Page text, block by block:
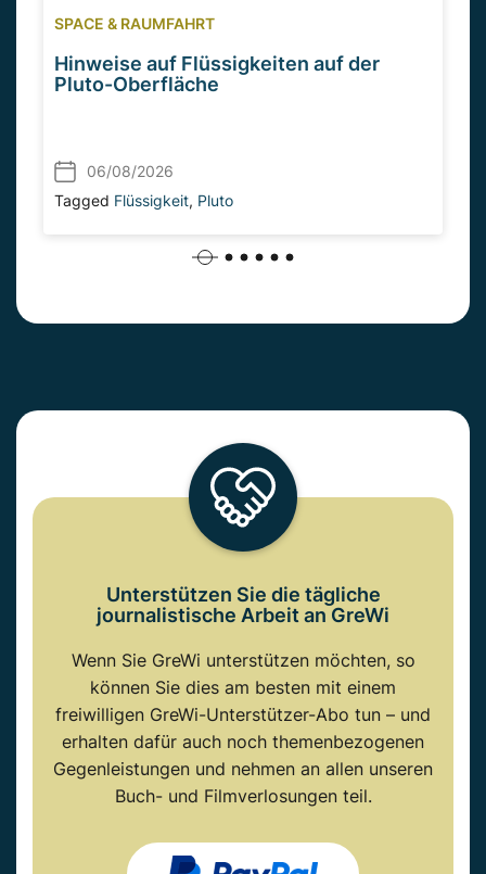
SPACE & RAUMFAHRT
Hinweise auf Flüssigkeiten auf der
Pluto-Oberfläche
06/08/2026
Tagged Flüssigkeit, Pluto
Unterstützen Sie die tägliche
journalistische Arbeit an GreWi
Wenn Sie GreWi unterstützen möchten, so
können Sie dies am besten mit einem
freiwilligen GreWi-Unterstützer-Abo tun – und
erhalten dafür auch noch themenbezogenen
Gegenleistungen und nehmen an allen unseren
Buch- und Filmverlosungen teil.